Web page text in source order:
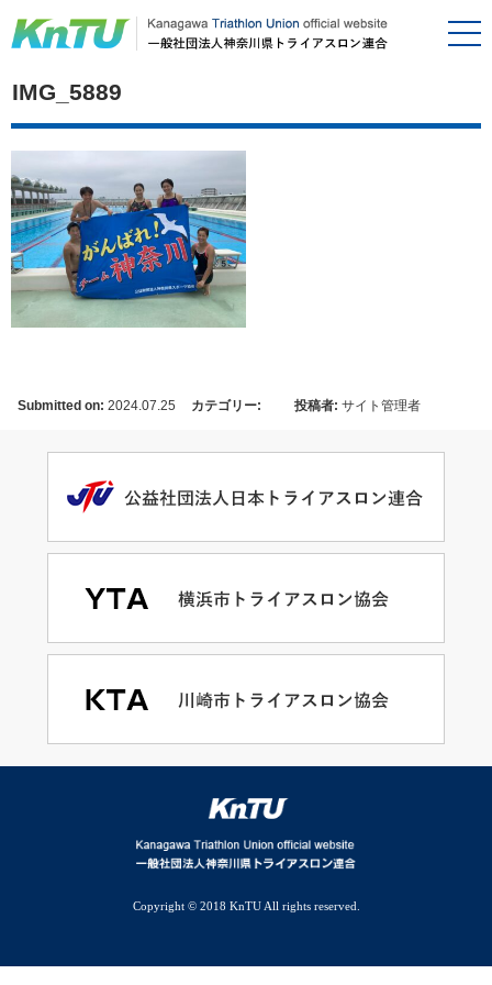
IMG_5889
Submitted on: 2024.07.25 カテゴリー: 投稿者: サイト管理者
Copyright © 2018 KnTU All rights reserved.